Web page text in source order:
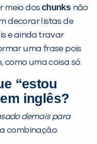
meio dos chunks não
decorar listas de
e ainda travar
uma frase pois
como uma coisa só.
“estou
inglês?
demais para
combinação: